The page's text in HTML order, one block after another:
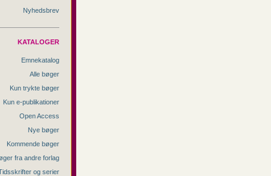
Nyhedsbrev
KATALOGER
Emnekatalog
Alle bøger
Kun trykte bøger
Kun e-publikationer
Open Access
Nye bøger
Kommende bøger
fra andre forlag
og serier